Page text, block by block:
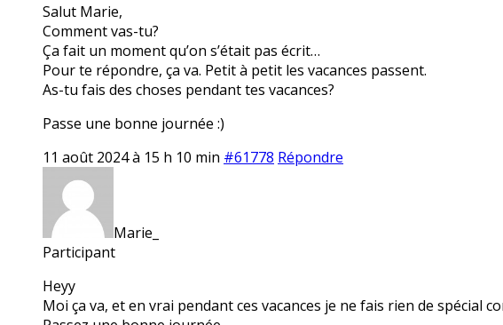
Salut Marie,
Comment vas-tu?
Ça fait un moment qu’on s’était pas écrit…
Pour te répondre, ça va. Petit à petit les vacances passent.
As-tu fais des choses pendant tes vacances?
Passe une bonne journée :)
11 août 2024 à 15 h 10 min #61778 Répondre
Marie_
Participant
Heyy
Moi ça va, et en vrai pendant ces vacances je ne fais rien de spécial